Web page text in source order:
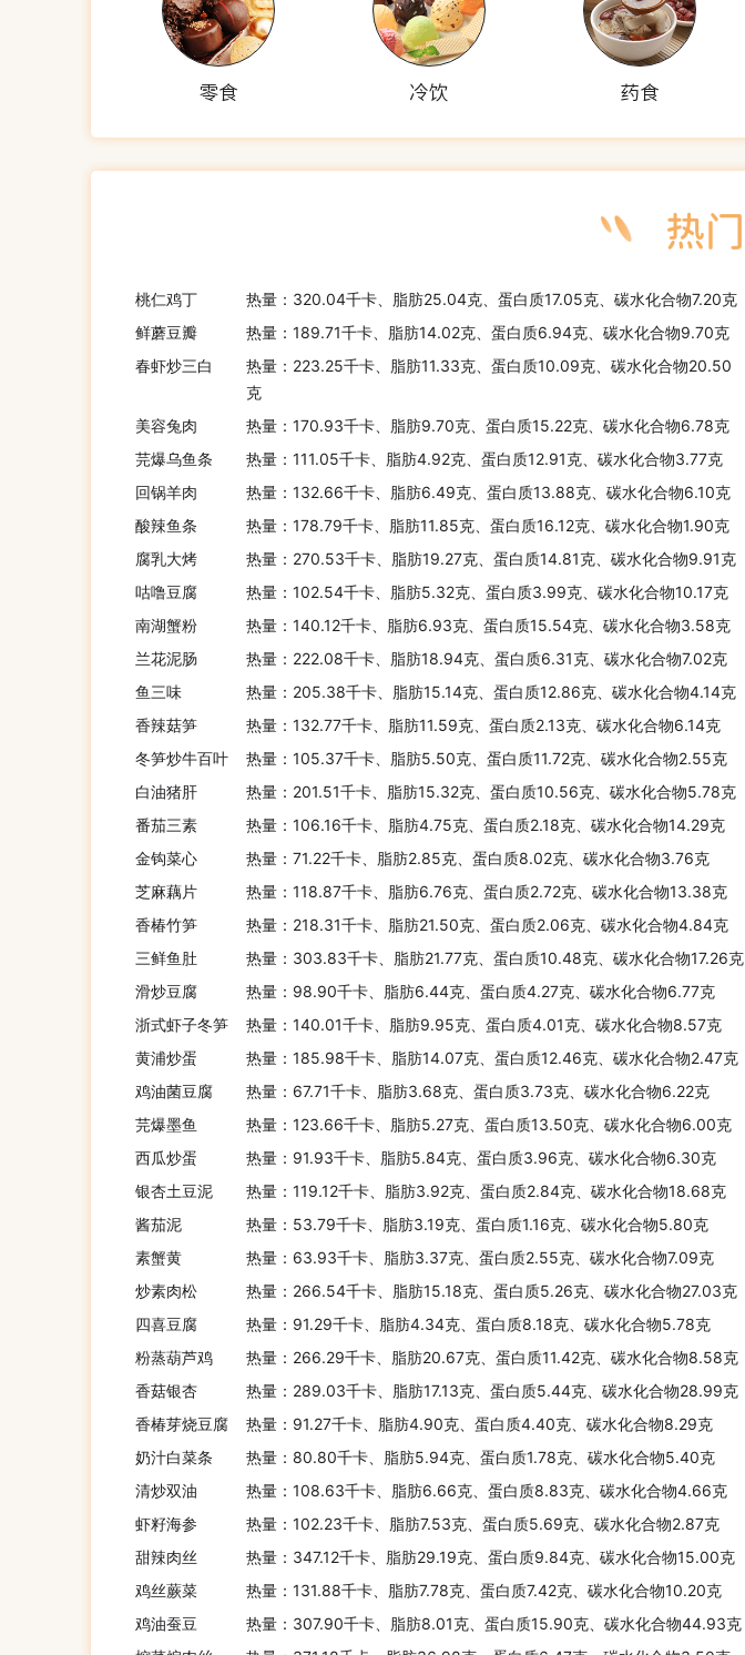
零食 冷饮 药食
桃仁鸡丁 热量：320.04千卡、脂肪25.04克、蛋白质17.05克、碳水化合物7.20克
鲜蘑豆瓣
热量：189.71千卡、脂肪14.02克、蛋白质6.94克、碳水化合物9.70克
春虾炒三白
热量：223.25千卡、脂肪11.33克、蛋白质10.09克、碳水化合物20.50
克
美容兔肉 热量：170.93千卡、脂肪9.70克、蛋白质15.22克、碳水化合物6.78克
芫爆乌鱼条
热量：111.05千卡、脂肪4.92克、蛋白质12.91克、碳水化合物3.77克
回锅羊肉
热量：132.66千卡、脂肪6.49克、蛋白质13.88克、碳水化合物6.10克
酸辣鱼条
热量：178.79千卡、脂肪11.85克、蛋白质16.12克、碳水化合物1.90克
腐乳大烤
热量：270.53千卡、脂肪19.27克、蛋白质14.81克、碳水化合物9.91克
咕噜豆腐
热量：102.54千卡、脂肪5.32克、蛋白质3.99克、碳水化合物10.17克
南湖蟹粉
热量：140.12千卡、脂肪6.93克、蛋白质15.54克、碳水化合物3.58克
兰花泥肠
热量：222.08千卡、脂肪18.94克、蛋白质6.31克、碳水化合物7.02克
鱼三味
热量：205.38千卡、脂肪15.14克、蛋白质12.86克、碳水化合物4.14克
香辣菇笋
热量：132.77千卡、脂肪11.59克、蛋白质2.13克、碳水化合物6.14克
冬笋炒牛百叶
热量：105.37千卡、脂肪5.50克、蛋白质11.72克、碳水化合物2.55克
白油猪肝
热量：201.51千卡、脂肪15.32克、蛋白质10.56克、碳水化合物5.78克
番茄三素
热量：106.16千卡、脂肪4.75克、蛋白质2.18克、碳水化合物14.29克
金钩菜心
热量：71.22千卡、脂肪2.85克、蛋白质8.02克、碳水化合物3.76克
芝麻藕片
热量：118.87千卡、脂肪6.76克、蛋白质2.72克、碳水化合物13.38克
香椿竹笋
热量：218.31千卡、脂肪21.50克、蛋白质2.06克、碳水化合物4.84克
三鲜鱼肚
热量：303.83千卡、脂肪21.77克、蛋白质10.48克、碳水化合物17.26克
滑炒豆腐
热量：98.90千卡、脂肪6.44克、蛋白质4.27克、碳水化合物6.77克
浙式虾子冬笋
热量：140.01千卡、脂肪9.95克、蛋白质4.01克、碳水化合物8.57克
黄浦炒蛋
热量：185.98千卡、脂肪14.07克、蛋白质12.46克、碳水化合物2.47克
鸡油菌豆腐
热量：67.71千卡、脂肪3.68克、蛋白质3.73克、碳水化合物6.22克
芫爆墨鱼
热量：123.66千卡、脂肪5.27克、蛋白质13.50克、碳水化合物6.00克
西瓜炒蛋
热量：91.93千卡、脂肪5.84克、蛋白质3.96克、碳水化合物6.30克
银杏土豆泥
热量：119.12千卡、脂肪3.92克、蛋白质2.84克、碳水化合物18.68克
酱茄泥
热量：53.79千卡、脂肪3.19克、蛋白质1.16克、碳水化合物5.80克
素蟹黄
热量：63.93千卡、脂肪3.37克、蛋白质2.55克、碳水化合物7.09克
炒素肉松
热量：266.54千卡、脂肪15.18克、蛋白质5.26克、碳水化合物27.03克
四喜豆腐
热量：91.29千卡、脂肪4.34克、蛋白质8.18克、碳水化合物5.78克
粉蒸葫芦鸡
热量：266.29千卡、脂肪20.67克、蛋白质11.42克、碳水化合物8.58克
香菇银杏
热量：289.03千卡、脂肪17.13克、蛋白质5.44克、碳水化合物28.99克
香椿芽烧豆腐
热量：91.27千卡、脂肪4.90克、蛋白质4.40克、碳水化合物8.29克
奶汁白菜条
热量：80.80千卡、脂肪5.94克、蛋白质1.78克、碳水化合物5.40克
清炒双油
热量：108.63千卡、脂肪6.66克、蛋白质8.83克、碳水化合物4.66克
虾籽海参
热量：102.23千卡、脂肪7.53克、蛋白质5.69克、碳水化合物2.87克
甜辣肉丝
热量：347.12千卡、脂肪29.19克、蛋白质9.84克、碳水化合物15.00克
鸡丝蕨菜
热量：131.88千卡、脂肪7.78克、蛋白质7.42克、碳水化合物10.20克
鸡油蚕豆
热量：307.90千卡、脂肪8.01克、蛋白质15.90克、碳水化合物44.93克